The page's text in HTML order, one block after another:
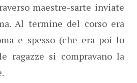
maestre-sarte inviate
Al termine del corso era
e spesso (che era poi lo
ragazze si compravano la